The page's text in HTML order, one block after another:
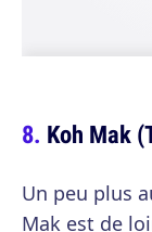
Koh Mak
Un peu plus
Mak est de